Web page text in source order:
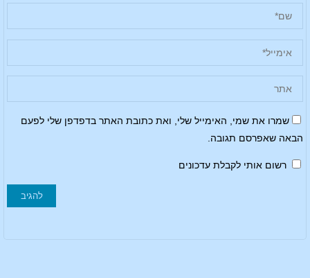
שמרו את שמי, האימייל שלי, ואת כתובת האתר בדפדפן שלי לפעם
הבאה שאפרסם תגובה.
רשום אותי לקבלת עדכונים